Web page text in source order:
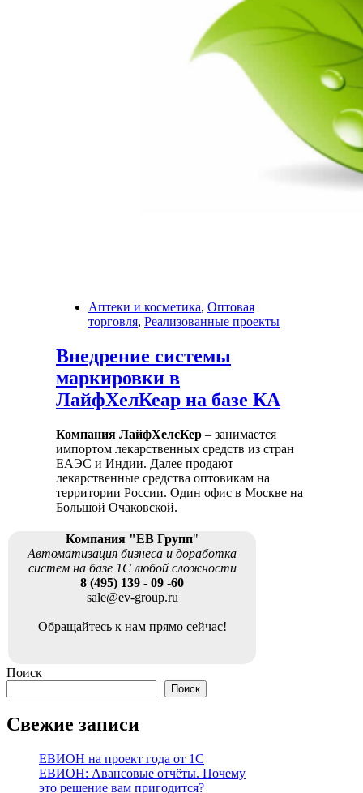
Аптеки и косметика, Оптовая
торговля, Реализованные проекты
Внедрение системы
маркировки в
ЛайфХелКеар на базе КА
Компания ЛайфХелсКер – занимается
импортом лекарственных средств из стран
ЕАЭС и Индии. Далее продают
лекарственные средства оптовикам на
территории России. Один офис в Москве на
Большой Очаковской.
Компания "ЕВ Групп"
Автоматизация бизнеса и доработка
систем на базе 1С любой сложности
8 (495) 139 - 09 -60
sale@ev-group.ru
Обращайтесь к нам прямо сейчас!
Поиск
Поиск
Свежие записи
ЕВИОН на проект года от 1С
ЕВИОН: Авансовые отчёты. Почему
это решение вам пригодится?